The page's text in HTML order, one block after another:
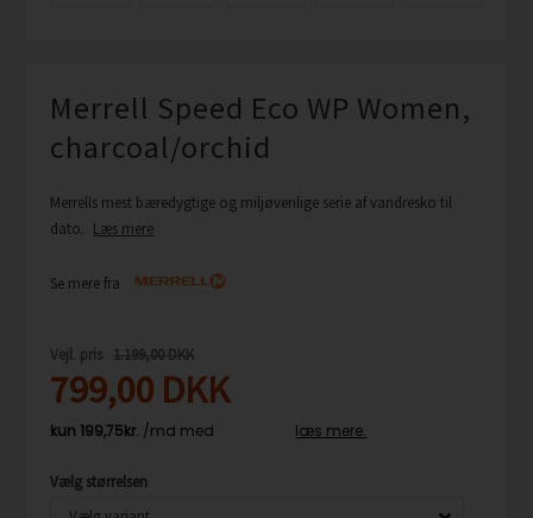
Merrell Speed Eco WP Women,
charcoal/orchid
Merrells mest bæredygtige og miljøvenlige serie af vandresko til
dato. Læs mere
Se mere fra
Vejl. pris 1.199,00 DKK
799,00 DKK
Vælg størrelsen